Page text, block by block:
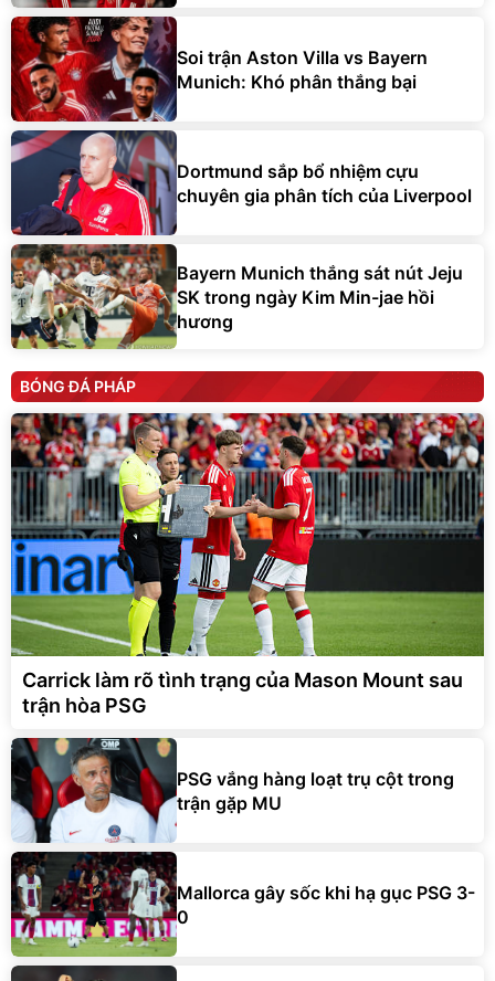
Soi trận Aston Villa vs Bayern
Munich: Khó phân thắng bại
Dortmund sắp bổ nhiệm cựu
chuyên gia phân tích của Liverpool
Bayern Munich thắng sát nút Jeju
SK trong ngày Kim Min-jae hồi
hương
BÓNG ĐÁ PHÁP
Carrick làm rõ tình trạng của Mason Mount sau
trận hòa PSG
PSG vắng hàng loạt trụ cột trong
trận gặp MU
Mallorca gây sốc khi hạ gục PSG 3-
0